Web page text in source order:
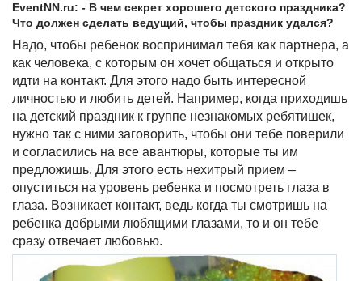
EventNN.ru: - В чем секрет хорошего детского праздника?
Что должен сделать ведущий, чтобы праздник удался?
Надо, чтобы ребенок воспринимал тебя как партнера, а
как человека, с которым он хочет общаться и открыто
идти на контакт. Для этого надо быть интересной
личностью и любить детей. Например, когда приходишь
на детский праздник к группе незнакомых ребятишек,
нужно так с ними заговорить, чтобы они тебе поверили
и согласились на все авантюры, которые ты им
предложишь. Для этого есть нехитрый прием –
опуститься на уровень ребенка и посмотреть глаза в
глаза. Возникает контакт, ведь когда ты смотришь на
ребенка добрыми любящими глазами, то и он тебе
сразу отвечает любовью.